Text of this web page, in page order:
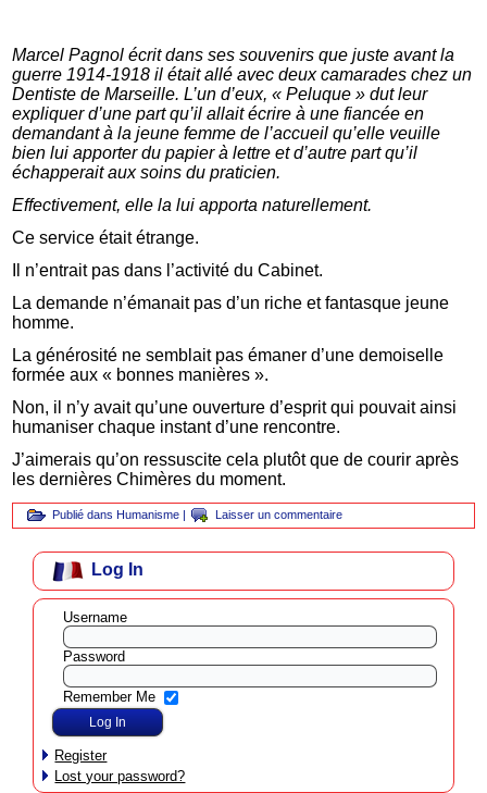
Marcel Pagnol écrit dans ses souvenirs que juste avant la
guerre 1914-1918 il était allé avec deux camarades chez un
Dentiste de Marseille. L’un d’eux, « Peluque » dut leur
expliquer d’une part qu’il allait écrire à une fiancée en
demandant à la jeune femme de l’accueil qu’elle veuille
bien lui apporter du papier à lettre et d’autre part qu’il
échapperait aux soins du praticien.
Effectivement, elle la lui apporta naturellement.
Ce service était étrange.
Il n’entrait pas dans l’activité du Cabinet.
La demande n’émanait pas d’un riche et fantasque jeune
homme.
La générosité ne semblait pas émaner d’une demoiselle
formée aux « bonnes manières ».
Non, il n’y avait qu’une ouverture d’esprit qui pouvait ainsi
humaniser chaque instant d’une rencontre.
J’aimerais qu’on ressuscite cela plutôt que de courir après
les dernières Chimères du moment.
Publié dans Humanisme | Laisser un commentaire
Log In
Username
Password
Remember Me
Register
Lost your password?